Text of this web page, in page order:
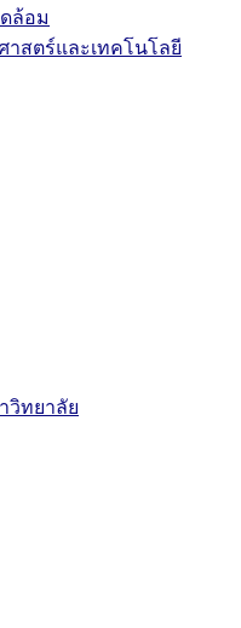
ล้อม
าสตร์และเทคโนโลยี
วิทยาลัย